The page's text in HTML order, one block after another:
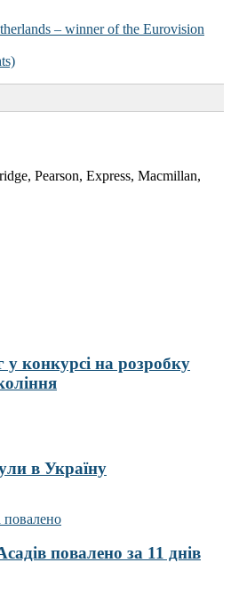
– winner of the Eurovision
Pearson, Express, Macmillan,
у конкурсі на розробку
в Україну
повалено за 11 днів